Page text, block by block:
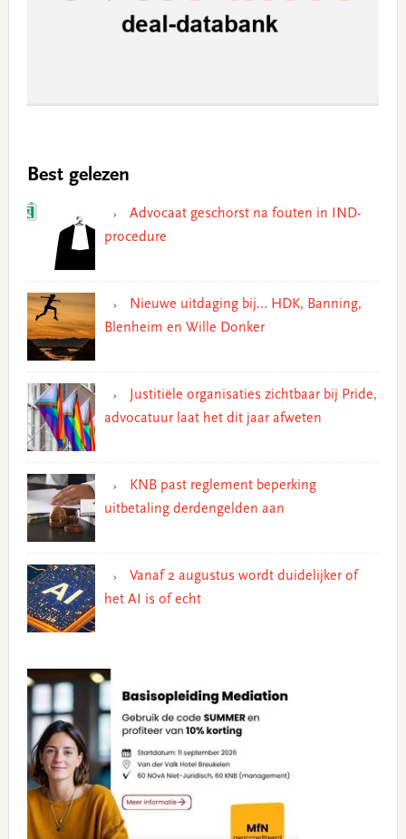
Best gelezen
Advocaat geschorst na fouten in IND-
procedure
Nieuwe uitdaging bij… HDK, Banning,
Blenheim en Wille Donker
Justitiële organisaties zichtbaar bij Pride,
advocatuur laat het dit jaar afweten
KNB past reglement beperking
uitbetaling derdengelden aan
Vanaf 2 augustus wordt duidelijker of
het AI is of echt